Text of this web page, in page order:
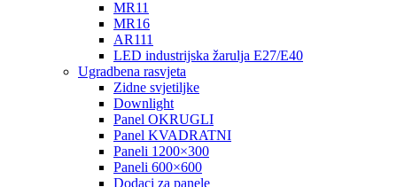
MR11
MR16
AR111
LED industrijska žarulja E27/E40
Ugradbena rasvjeta
Zidne svjetiljke
Downlight
Panel OKRUGLI
Panel KVADRATNI
Paneli 1200×300
Paneli 600×600
Dodaci za panele